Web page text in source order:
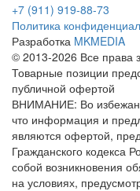
+7 (911) 919-88-73
Политика
Разработка MKMEDIA
© 2013-2026 Все
Товарные позиции
публичной офертой
ВНИМАНИЕ: Во
что информация и
являются офертой,
Гражданского кодекса
собой возникновения
на условиях,